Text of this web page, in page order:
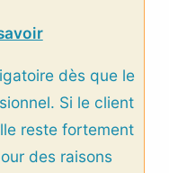
dès que le
Si le client
reste fortement
des raisons